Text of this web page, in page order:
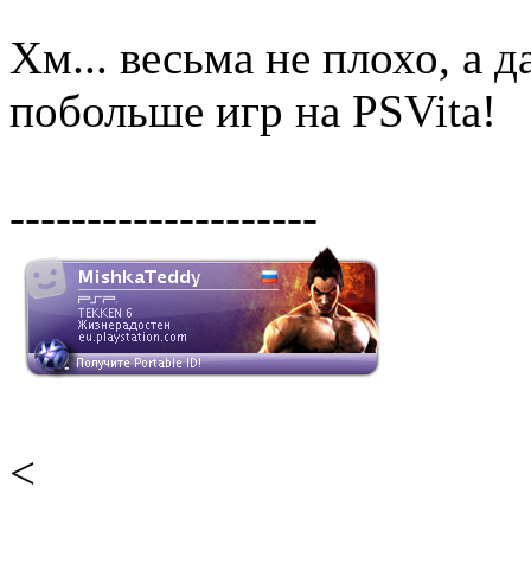
Хм... весьма не плохо, а
побольше игр на PSVita!
--------------------
<